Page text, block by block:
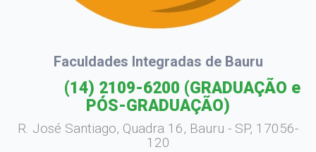
Faculdades Integradas de Bauru
(14) 2109-6200 (GRADUAÇÃO e
PÓS-GRADUAÇÃO)
R. José Santiago, Quadra 16, Bauru - SP, 17056-
120